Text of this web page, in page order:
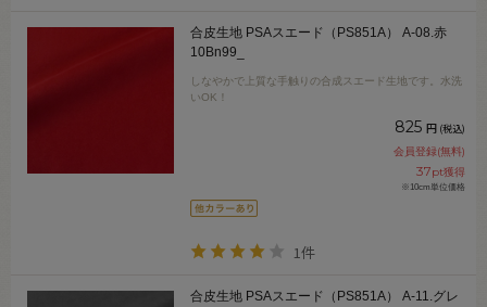
合皮生地 PSAスエード（PS851A） A-08.赤
10Bn99_
しなやかで上質な手触りの合成スエード生地です。水洗
いOK！
825 円 (税込)
会員登録(無料)
37pt獲得
※10cm単位価格
1件
合皮生地 PSAスエード（PS851A） A-11.グレ